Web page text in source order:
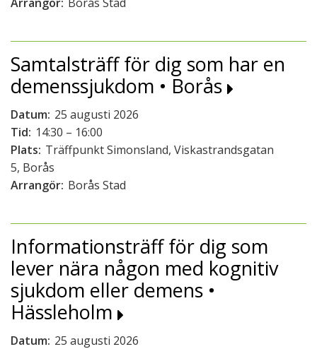
Samtalsträff för dig som har en
demenssjukdom • Borås
Datum: 25 augusti 2026
Tid: 14:30 – 16:00
Plats: Träffpunkt Simonsland, Viskastrandsgatan
5, Borås
Arrangör: Borås Stad
Informationsträff för dig som
lever nära någon med kognitiv
sjukdom eller demens •
Hässleholm
Datum: 25 augusti 2026